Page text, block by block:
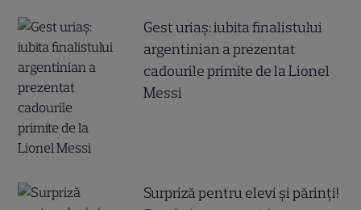
Gest uriaș: iubita finalistului
argentinian a prezentat
cadourile primite de la Lionel
Messi
Surpriză pentru elevi și părinți!